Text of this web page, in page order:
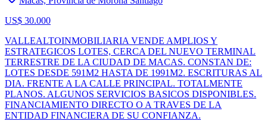
US$ 30.000
VALLEALTOINMOBILIARIA VENDE AMPLIOS Y
ESTRATEGICOS LOTES, CERCA DEL NUEVO TERMINAL
TERRESTRE DE LA CIUDAD DE MACAS. CONSTAN DE:
LOTES DESDE 591M2 HASTA DE 1991M2. ESCRITURAS AL
DIA. FRENTE A LA CALLE PRINCIPAL. TOTALMENTE
PLANOS. ALGUNOS SERVICIOS BASICOS DISPONIBLES.
FINANCIAMIENTO DIRECTO O A TRAVES DE LA
ENTIDAD FINANCIERA DE SU CONFIANZA.